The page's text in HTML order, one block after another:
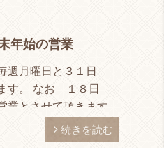
年始の営業
月曜日と３１日
す。 なお １８日
業とさせて頂きます。
２/３１（土）～１/
おります。 なお ３
続きを読む